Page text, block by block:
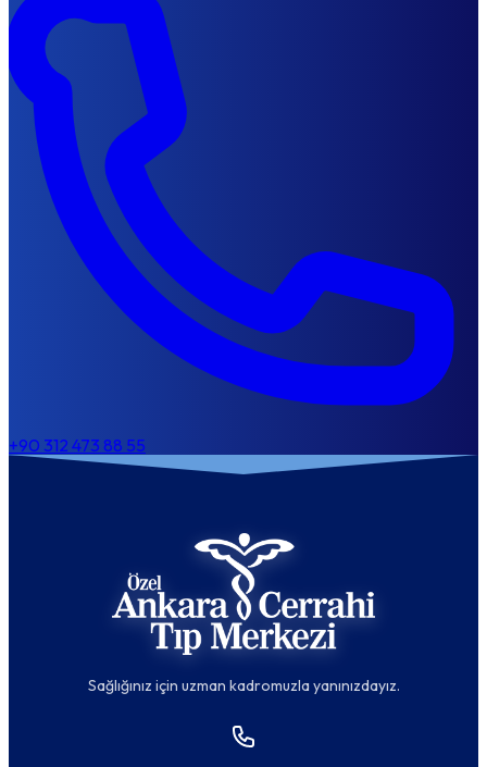
+90 312 473 88 55
Sağlığınız için uzman kadromuzla yanınızdayız.